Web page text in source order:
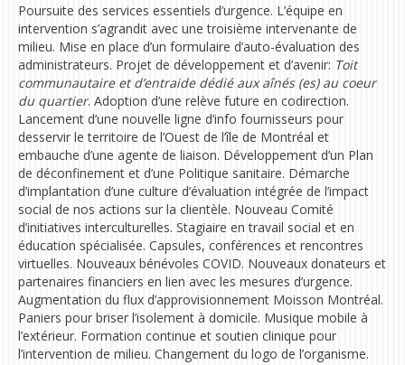
Poursuite des services essentiels d’urgence. L’équipe en
intervention s’agrandit avec une troisième intervenante de
milieu. Mise en place d’un formulaire d’auto-évaluation des
administrateurs. Projet de développement et d’avenir: Toit
communautaire et d’entraide dédié aux aînés (es) au coeur
du quartier. Adoption d’une relève future en codirection.
Lancement d’une nouvelle ligne d’info fournisseurs pour
desservir le territoire de l’Ouest de l’île de Montréal et
embauche d’une agente de liaison. Développement d’un Plan
de déconfinement et d’une Politique sanitaire. Démarche
d’implantation d’une culture d’évaluation intégrée de l’impact
social de nos actions sur la clientèle. Nouveau Comité
d’initiatives interculturelles. Stagiaire en travail social et en
éducation spécialisée. Capsules, conférences et rencontres
virtuelles. Nouveaux bénévoles COVID. Nouveaux donateurs et
partenaires financiers en lien avec les mesures d’urgence.
Augmentation du flux d’approvisionnement Moisson Montréal.
Paniers pour briser l’isolement à domicile. Musique mobile à
l’extérieur. Formation continue et soutien clinique pour
l’intervention de milieu. Changement du logo de l’organisme.